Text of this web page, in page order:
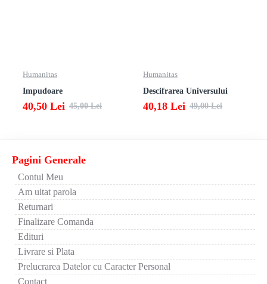
Humanitas
Impudoare
40,50 Lei 45,00 Lei
Humanitas
Descifrarea Universului
40,18 Lei 49,00 Lei
Pagini Generale
Contul Meu
Am uitat parola
Returnari
Finalizare Comanda
Edituri
Livrare si Plata
Prelucrarea Datelor cu Caracter Personal
Contact